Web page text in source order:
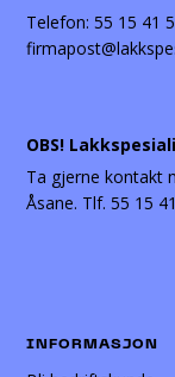
Telefon:55 15 41
OBS!
Ta gjerne kontakt
Åsane. Tlf. 55 15
INFORMASJON